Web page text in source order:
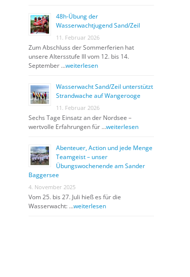
48h-Übung der
Wasserwachtjugend Sand/Zeil
11. Februar 2026
Zum Abschluss der Sommerferien hat
unsere Altersstufe III vom 12. bis 14.
September …weiterlesen
Wasserwacht Sand/Zeil unterstützt
Strandwache auf Wangerooge
11. Februar 2026
Sechs Tage Einsatz an der Nordsee –
wertvolle Erfahrungen für …weiterlesen
Abenteuer, Action und jede Menge
Teamgeist – unser
Übungswochenende am Sander
Baggersee
4. November 2025
Vom 25. bis 27. Juli hieß es für die
Wasserwacht: …weiterlesen